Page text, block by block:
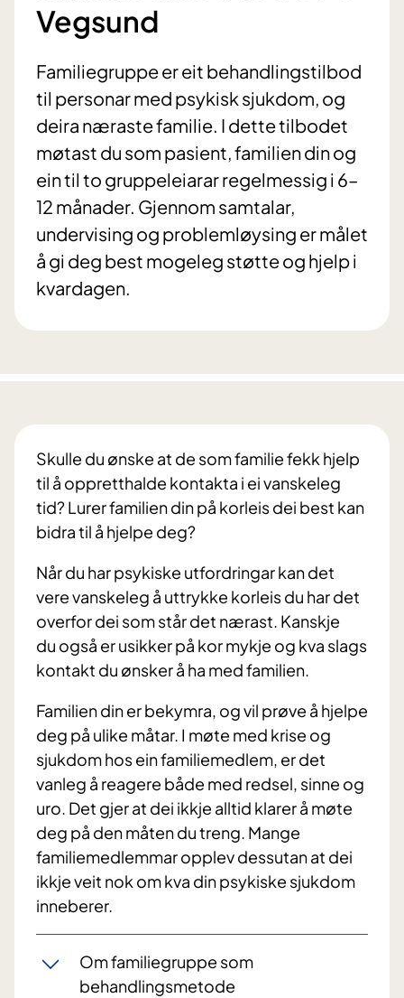
Vegsund
Familiegruppe er eit behandlingstilbod
til personar med psykisk sjukdom, og
deira næraste familie. I dette tilbodet
møtast du som pasient, familien din og
ein til to gruppeleiarar regelmessig i 6–
12 månader. Gjennom samtalar,
undervising og problemløysing er målet
å gi deg best mogeleg støtte og hjelp i
kvardagen.
Skulle du ønske at de som familie fekk hjelp
til å oppretthalde kontakta i ei vanskeleg
tid? Lurer familien din på korleis dei best kan
bidra til å hjelpe deg?
Når du har psykiske utfordringar kan det
vere vanskeleg å uttrykke korleis du har det
overfor dei som står det nærast. Kanskje
du også er usikker på kor mykje og kva slags
kontakt du ønsker å ha med familien.
Familien din er bekymra, og vil prøve å hjelpe
deg på ulike måtar. I møte med krise og
sjukdom hos ein familiemedlem, er det
vanleg å reagere både med redsel, sinne og
uro. Det gjer at dei ikkje alltid klarer å møte
deg på den måten du treng. Mange
familiemedlemmar opplev dessutan at dei
ikkje veit nok om kva din psykiske sjukdom
inneberer.
Om familiegruppe som
behandlingsmetode